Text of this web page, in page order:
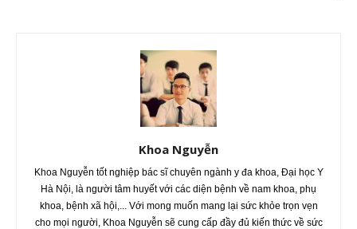
Khoa Nguyễn
Khoa Nguyễn tốt nghiệp bác sĩ chuyên ngành y đa khoa, Đại học Y
Hà Nội, là người tâm huyết với các diện bệnh về nam khoa, phụ
khoa, bệnh xã hội,... Với mong muốn mang lại sức khỏe trọn vẹn
cho mọi người, Khoa Nguyễn sẽ cung cấp đầy đủ kiến thức về sức